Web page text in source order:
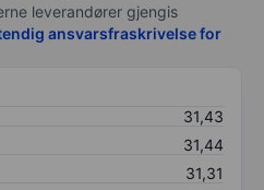
leverandører gjengis
ansvarsfraskrivelse for
31,43
31,44
31,31